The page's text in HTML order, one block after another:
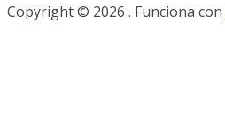
Copyright © 2026 . Funciona con